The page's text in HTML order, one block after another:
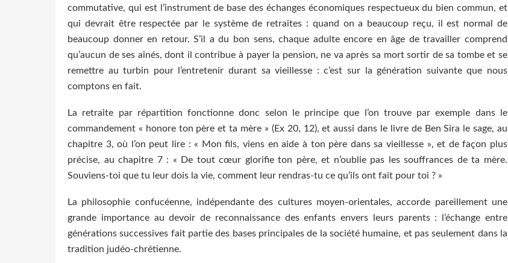
commutative, qui est l’instrument de base des échanges économiques respectueux du bien commun, et
qui devrait être respectée par le système de retraites : quand on a beaucoup reçu, il est normal de
beaucoup donner en retour. S’il a du bon sens, chaque adulte encore en âge de travailler comprend
qu’aucun de ses aînés, dont il contribue à payer la pension, ne va après sa mort sortir de sa tombe et se
remettre au turbin pour l’entretenir durant sa vieillesse : c’est sur la génération suivante que nous
comptons en fait.
La retraite par répartition fonctionne donc selon le principe que l’on trouve par exemple dans le
commandement « honore ton père et ta mère » (Ex 20, 12), et aussi dans le livre de Ben Sira le sage, au
chapitre 3, où l’on peut lire : « Mon fils, viens en aide à ton père dans sa vieillesse », et de façon plus
précise, au chapitre 7 : « De tout cœur glorifie ton père, et n’oublie pas les souffrances de ta mère.
Souviens-toi que tu leur dois la vie, comment leur rendras-tu ce qu’ils ont fait pour toi ? »
La philosophie confucéenne, indépendante des cultures moyen-orientales, accorde pareillement une
grande importance au devoir de reconnaissance des enfants envers leurs parents : l’échange entre
générations successives fait partie des bases principales de la société humaine, et pas seulement dans la
tradition judéo-chrétienne.